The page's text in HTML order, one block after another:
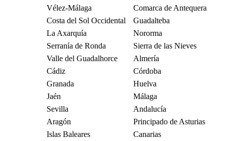
Vélez-Málaga
Comarca de Antequera
Costa del Sol Occidental
Guadalteba
La Axarquía
Nororma
Serranía de Ronda
Sierra de las Nieves
Valle del Guadalhorce
Almería
Cádiz
Córdoba
Granada
Huelva
Jaén
Málaga
Sevilla
Andalucía
Aragón
Principado de Asturias
Islas Baleares
Canarias